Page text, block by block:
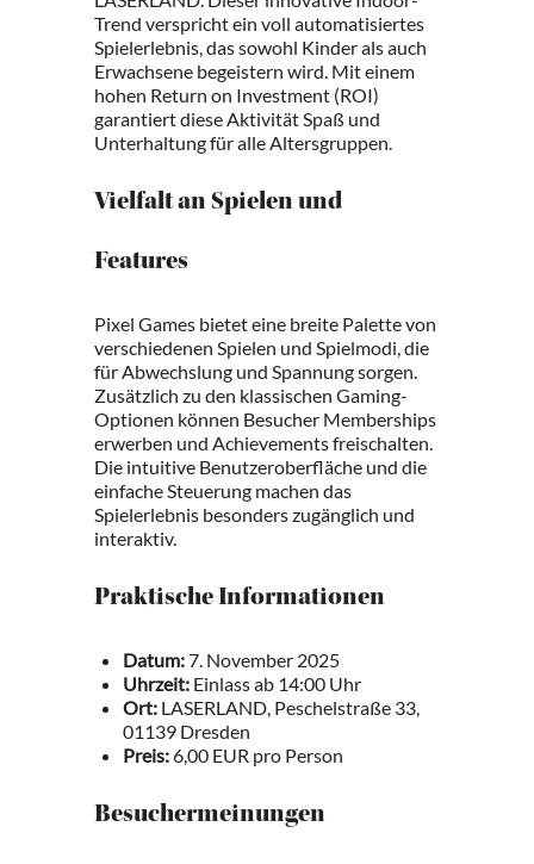
Trend verspricht ein voll automatisiertes
Spielerlebnis, das sowohl Kinder als auch
Erwachsene begeistern wird. Mit einem
hohen Return on Investment (ROI)
garantiert diese Aktivität Spaß und
Unterhaltung für alle Altersgruppen.
Vielfalt an Spielen und
Features
Pixel Games bietet eine breite Palette von
verschiedenen Spielen und Spielmodi, die
für Abwechslung und Spannung sorgen.
Zusätzlich zu den klassischen Gaming-
Optionen können Besucher Memberships
erwerben und Achievements freischalten.
Die intuitive Benutzeroberfläche und die
einfache Steuerung machen das
Spielerlebnis besonders zugänglich und
interaktiv.
Praktische Informationen
Datum:7. November 2025
Uhrzeit: Einlass ab 14:00 Uhr
Ort: LASERLAND, Peschelstraße 33,
01139 Dresden
Preis:6,00 EUR pro Person
Besuchermeinungen